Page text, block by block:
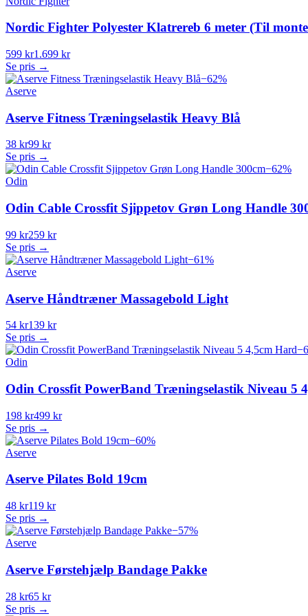
Nordic Fighter Polyester Klatrereb 6 meter (Til
599 kr1.699 kr
Se pris →
−62%
Aserve
Aserve Fitness Træningselastik Heavy Blå
38 kr99 kr
Se pris →
−62%
Odin
Odin Cable Crossfit Sjippetov Grøn Long Handle
99 kr259 kr
Se pris →
−61%
Aserve
Aserve Håndtræner Massagebold Light
54 kr139 kr
Se pris →
−
Odin
Odin Crossfit PowerBand Træningselastik Niveau 5
198 kr499 kr
Se pris →
−60%
Aserve
Aserve Pilates Bold 19cm
48 kr119 kr
Se pris →
−57%
Aserve
Aserve Førstehjælp Bandage Pakke
28 kr65 kr
Se pris →